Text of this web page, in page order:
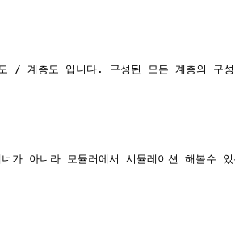
/ 계층도 입니다. 구성된 모든 계층의 구
가 아니라 모듈러에서 시뮬레이션 해볼수